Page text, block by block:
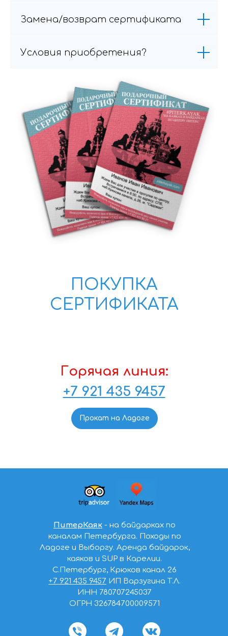
Замена/возврат сертификата
Условия приобретения?
ПОКУПКА
СЕРТИФИКАТА
Горячая линия:
+7 921 435 9457
Прокат на Ладоге
ПитерКаяк - на байдарках по
каналам Петербурга. Походы по
Ладоге и Выборгу. Аренда байдарок,
каяков и SUP в Карелии.
С.Петербург, Крюков канал 26
+7 921 435 9457 ИП Варзугина Т.Л.
ИНН 780707245037
ОГРН 326784700009571